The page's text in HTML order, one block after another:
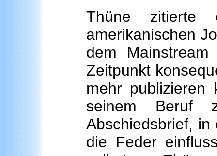
Thüne zitierte
amerikanischen
dem
Zeitpunkt
mehr publizieren
seinem Beruf
Abschiedsbrief, in
die Feder